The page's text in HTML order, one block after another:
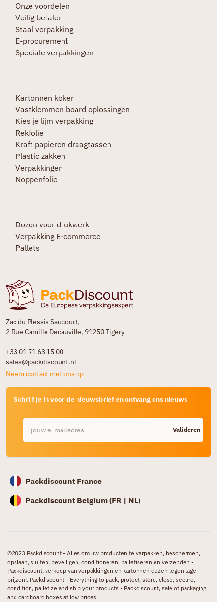
Zac du Plessis Saucourt,
2 Rue Camille Decauville, 91250 Tigery
+33 01 71 63 15 00
sales@packdiscount.nl
Neem contact met ons op
Schrijf je in voor de nieuwsbrief en ontvang ons nieuws
Valideren
Onze voordelen
Veilig betalen
Staal verpakking
E-procurement
Speciale verpakkingen
Kartonnen koker
Vastklemmen board oplossingen
Kies je lijm verpakking
Rekfolie
Kraft papieren draagtassen
Plastic zakken
Verpakkingen
Noppenfolie
Dozen voor drukwerk
Verpakking E-commerce
Pallets
Packdiscount France
Packdiscount Belgium (FR | NL)
©2023 Packdiscount - Alles om uw producten te verpakken, beschermen,
opslaan, sluiten, beveiligen, conditioneren, palletiseren en verzenden -
Packdiscount, verkoop van verpakkingen en kartonnen dozen tegen lage
prijzen!. Packdiscount - Everything to pack, protect, store, close, secure,
condition, palletize and ship your products - Packdiscount, sale of packaging
and cardboard boxes at low prices.